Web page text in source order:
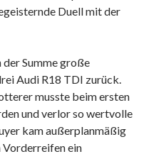
Duell mit der
Summe große
Audi R18 TDI zurück.
musste beim ersten
und verlor so wertvolle
kam außerplanmäßig
Vorderreifen ein